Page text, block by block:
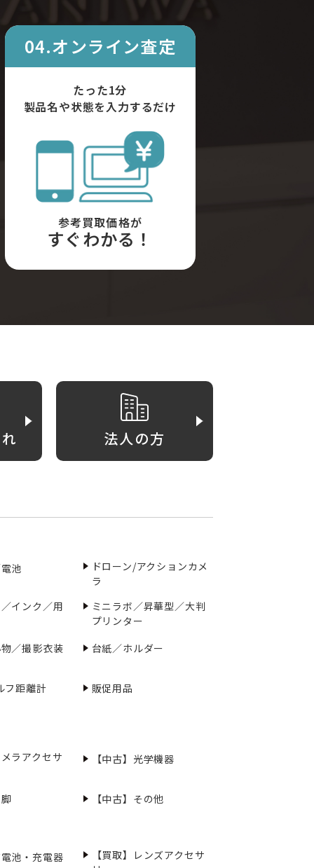
04.オンライン査定
たった1分
製品名や状態を入力するだけ
参考買取価格が
すぐわかる！
法人の方
池
ドローン/アクションカメ
ラ
インク／用
ミニラボ／昇華型／大判
プリンター
／撮影衣装
台紙／ホルダー
フ距離計 販促用品
ラアクセサ 【中古】光学機器
【中古】その他
池・充電器
【買取】レンズアクセサ